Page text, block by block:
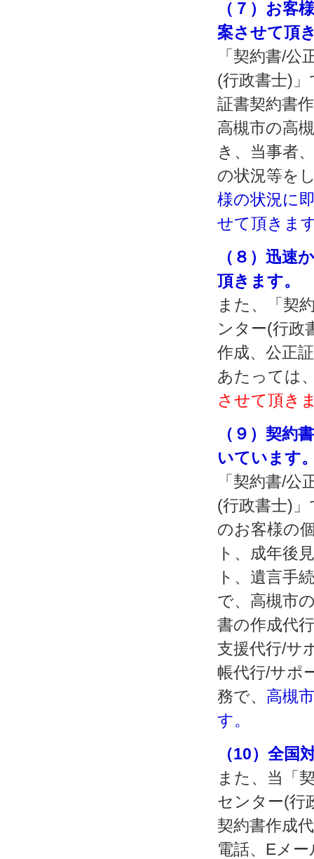
（７）お客
案させて頂
「契約書/
(行政書士)
証書契約書
高槻市の高
き、当事者
の状況等を
様の状況に
せて頂きま
（８）迅速
頂きます。
また、「契
ンター(行政
作成、公正
あたっては
させて頂き
（９）契約
いています
「契約書/
(行政書士)
のお客様の
ト、成年後
ト、遺言手
で、高槻市
書の作成代
支援代行/サ
帳代行/サポ
務で、 高槻
す。
（10）全国
また、当「
センター(行
契約書作成
電話、Eメ